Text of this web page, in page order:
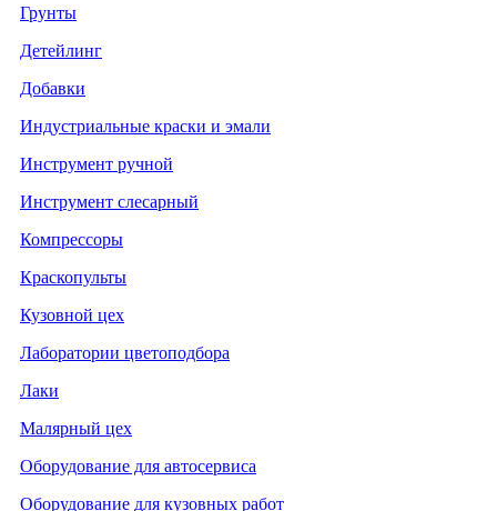
Грунты
Детейлинг
Добавки
Индустриальные краски и эмали
Инструмент ручной
Инструмент слесарный
Компрессоры
Краскопульты
Кузовной цех
Лаборатории цветоподбора
Лаки
Малярный цех
Оборудование для автосервиса
Оборудование для кузовных работ